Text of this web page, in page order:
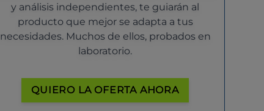
y análisis independientes, te guiarán al
producto que mejor se adapta a tus
necesidades. Muchos de ellos, probados en
laboratorio.
QUIERO LA OFERTA AHORA